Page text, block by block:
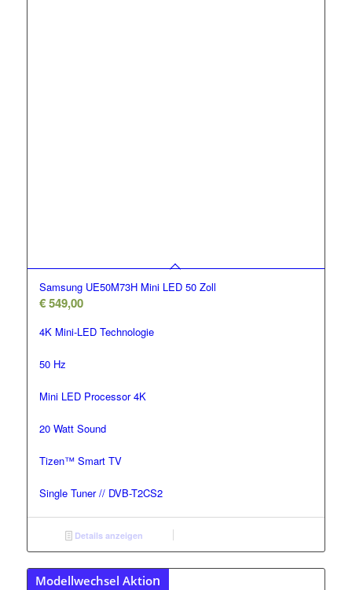
Samsung UE50M73H Mini LED 50 Zoll
€549,00
4K Mini-LED Technologie
50 Hz
Mini LED Processor 4K
20 Watt Sound
Tizen™ Smart TV
Single Tuner // DVB-T2CS2
Details anzeigen
Modellwechsel Aktion